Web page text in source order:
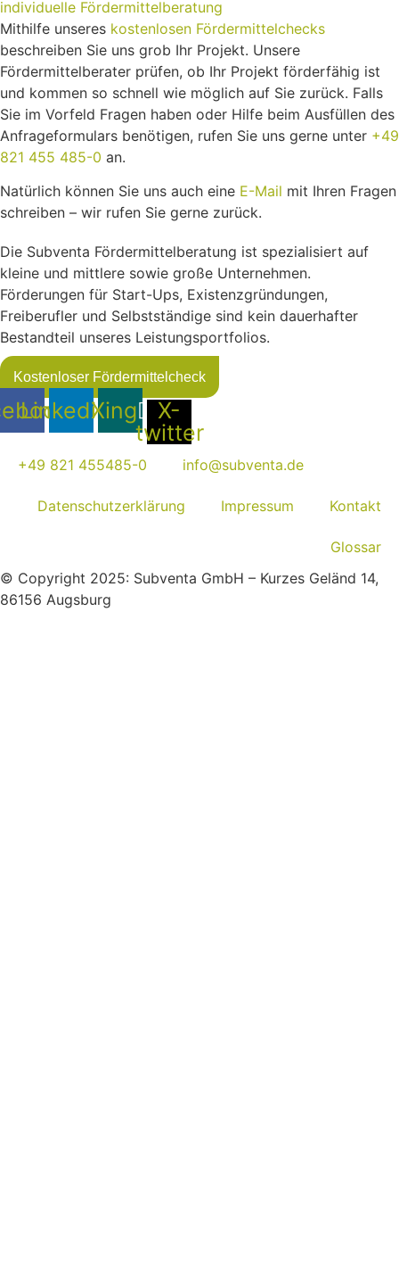
individuelle Fördermittelberatung
Mithilfe unseres kostenlosen Fördermittelchecks
beschreiben Sie uns grob Ihr Projekt. Unsere
Fördermittelberater prüfen, ob Ihr Projekt förderfähig ist
und kommen so schnell wie möglich auf Sie zurück. Falls
Sie im Vorfeld Fragen haben oder Hilfe beim Ausfüllen des
Anfrageformulars benötigen, rufen Sie uns gerne unter +49
821 455 485-0 an.
Natürlich können Sie uns auch eine E-Mail mit Ihren Fragen
schreiben – wir rufen Sie gerne zurück.
Die Subventa Fördermittelberatung ist spezialisiert auf
kleine und mittlere sowie große Unternehmen.
Förderungen für Start-Ups, Existenzgründungen,
Freiberufler und Selbstständige sind kein dauerhafter
Bestandteil unseres Leistungsportfolios.
Kostenloser Fördermittelcheck
LinkedinXing
X-
twitter
+49 821 455485-0 info@subventa.de
Datenschutzerklärung Impressum Kontakt
Glossar
© Copyright 2025: Subventa GmbH – Kurzes Geländ 14,
86156 Augsburg